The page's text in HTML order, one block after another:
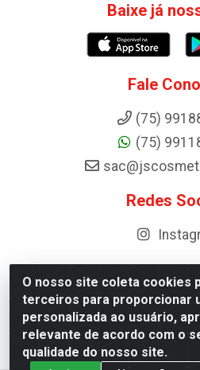
O nosso site coleta cookies
terceiros para proporcionar
personalizada ao usuário,
relevante de acordo com o
qualidade do nosso site.
Baixe já
Fale
(75)
(75)
Redes
Distribuidora de Cosméticos
km 87 - Industrial, Ipirá -
10.984.107/